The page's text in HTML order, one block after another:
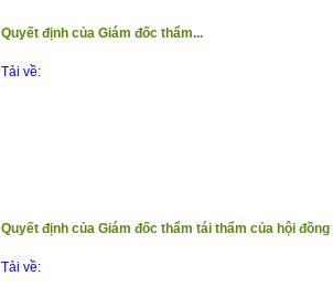
Quyết định của Giám đốc thẩm...
Tải về:
Quyết định của Giám đốc thẩm tái thẩm của hội đồng
Tải về: